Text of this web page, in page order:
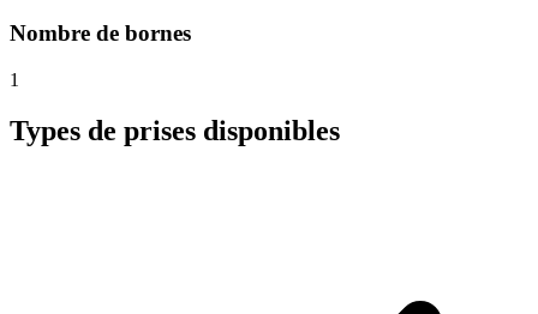
Nombre de bornes
1
Types de prises disponibles